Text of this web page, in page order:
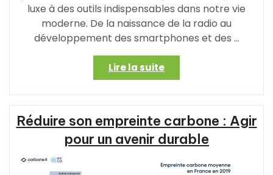
luxe à des outils indispensables dans notre vie
moderne. De la naissance de la radio au
développement des smartphones et des …
Lire la suite« Les
avancées
technologiques
dans
le
domaine
de
l’électronique
Réduire son empreinte carbone : Agir
pour un avenir durable